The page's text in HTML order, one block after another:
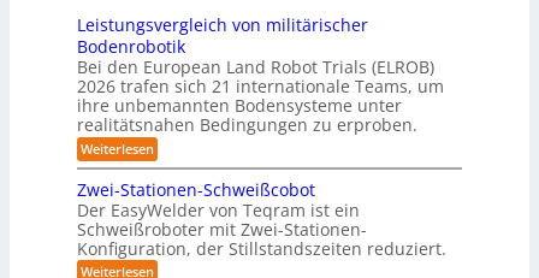
6m
3
D
-
S
t
e
r
e
o
-
K
a
u
t
t
l
e
-
S
y
s
t
e
Leistungsvergleich von militärischer
Bodenrobotik
Bei den European Land Robot Trials (ELROB)
2026 trafen sich 21 internationale Teams, um
ihre unbemannten Bodensysteme unter
realitätsnahen Bedingungen zu erproben.
Weiterlesen:
L
e
i
s
t
u
n
Zwei-Stationen-Schweißcobot
Der EasyWelder von Teqram ist ein
Schweißroboter mit Zwei-Stationen-
Konfiguration, der Stillstandszeiten reduziert.
Weiterlesen: